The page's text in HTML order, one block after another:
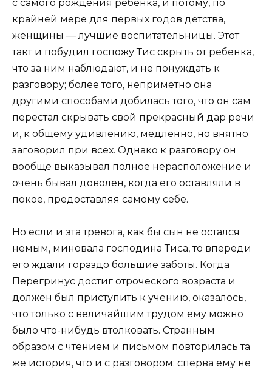
с самого рождения ребенка, и потому, по
крайней мере для первых годов детства,
женщины — лучшие воспитательницы. Этот
такт и побудил госпожу Тис скрыть от ребенка,
что за ним наблюдают, и не понуждать к
разговору; более того, неприметно она
другими способами добилась того, что он сам
перестал скрывать свой прекрасный дар речи
и, к общему удивлению, медленно, но внятно
заговорил при всех. Однако к разговору он
вообще выказывал полное нерасположение и
очень бывал доволен, когда его оставляли в
покое, предоставляя самому себе.
Но если и эта тревога, как бы сын не остался
немым, миновала господина Тиса, то впереди
его ждали гораздо большие заботы. Когда
Перегринус достиг отроческого возраста и
должен был приступить к учению, оказалось,
что только с величайшим трудом ему можно
было что-нибудь втолковать. Странным
образом с чтением и письмом повторилась та
же история, что и с разговором: сперва ему не